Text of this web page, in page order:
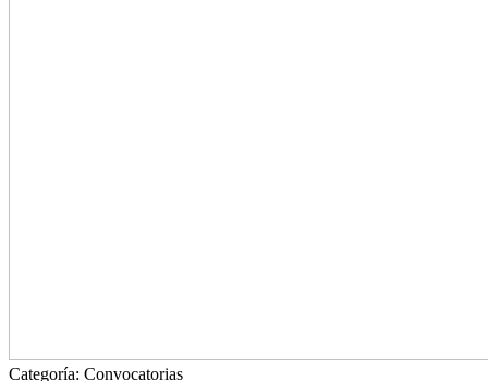
Categoría: Convocatorias